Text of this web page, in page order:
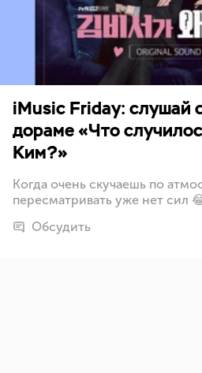
iMusic Friday: слушай
дораме «Что
Ким?»
Когда очень скучаешь по
пересматривать уже нет сил
Обсудить